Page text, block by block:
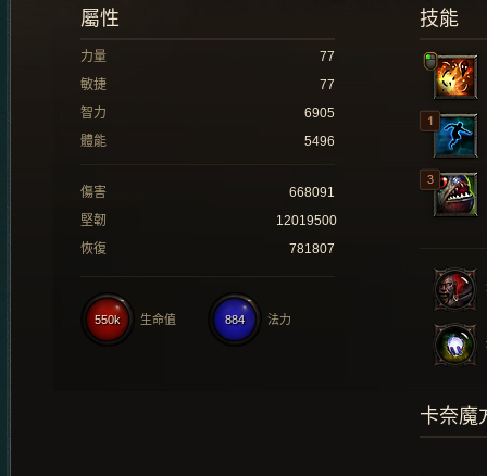
技能
屬性
力量
77
敏捷
77
智力
6905
體能
5496
傷害
668091
堅韌
12019500
恢復
781807
884 法力
550k 生命值
卡奈魔